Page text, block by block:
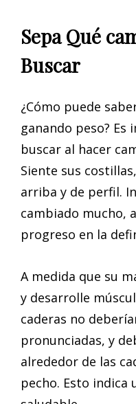
Sepa Qué
Buscar
¿Cómo puede
ganando peso?
buscar al hacer
Siente sus
arriba y de perfil.
cambiado mucho,
progreso en la
A medida que su
y desarrolle
caderas no
pronunciadas, y
alrededor de las
pecho. Esto indica